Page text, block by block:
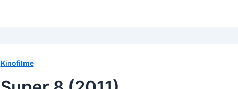
Kinofilme